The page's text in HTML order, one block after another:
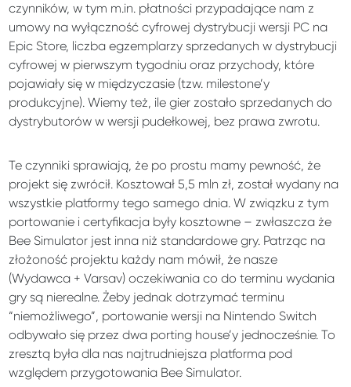
czynników, w tym m.in. płatności przypadające nam z
umowy na wyłączność cyfrowej dystrybucji wersji PC na
Epic Store, liczba egzemplarzy sprzedanych w dystrybucji
cyfrowej w pierwszym tygodniu oraz przychody, które
pojawiały się w międzyczasie (tzw. milestone’y
produkcyjne). Wiemy też, ile gier zostało sprzedanych do
dystrybutorów w wersji pudełkowej, bez prawa zwrotu.
Te czynniki sprawiają, że po prostu mamy pewność, że
projekt się zwrócił. Kosztował 5,5 mln zł, został wydany na
wszystkie platformy tego samego dnia. W związku z tym
portowanie i certyfikacja były kosztowne – zwłaszcza że
Bee Simulator jest inna niż standardowe gry. Patrząc na
złożoność projektu każdy nam mówił, że nasze
(Wydawca + Varsav) oczekiwania co do terminu wydania
gry są nierealne. Żeby jednak dotrzymać terminu
“niemożliwego”, portowanie wersji na Nintendo Switch
odbywało się przez dwa porting house’y jednocześnie. To
zresztą była dla nas najtrudniejsza platforma pod
względem przygotowania Bee Simulator.